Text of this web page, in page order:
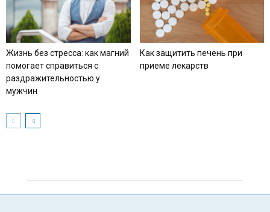
Жизнь без стресса: как магний
помогает справиться с
раздражительностью у
мужчин
Как защитить печень при
приеме лекарств